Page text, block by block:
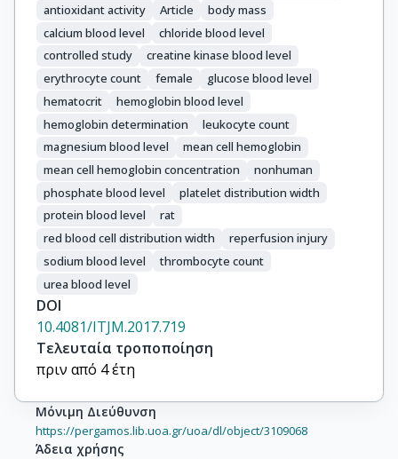
antioxidant activity
Article
body mass
calcium blood level
chloride blood level
controlled study
creatine kinase blood level
erythrocyte count
female
glucose blood level
hematocrit
hemoglobin blood level
hemoglobin determination
leukocyte count
magnesium blood level
mean cell hemoglobin
mean cell hemoglobin concentration
nonhuman
phosphate blood level
platelet distribution width
protein blood level
rat
red blood cell distribution width
reperfusion injury
sodium blood level
thrombocyte count
urea blood level
DOI
10.4081/ITJM.2017.719
Τελευταία τροποποίηση
πριν από 4 έτη
Μόνιμη Διεύθυνση
https://pergamos.lib.uoa.gr/uoa/dl/object/3109068
Άδεια χρήσης